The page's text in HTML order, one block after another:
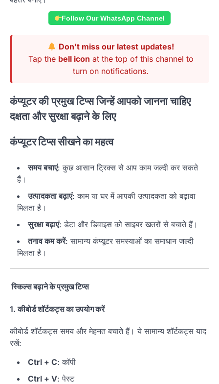
Follow Our WhatsApp Channel
Don't miss our latest updates!
Tap the bell icon at the top of this channel to
turn on notifications.
कंप्यूटर की प्रमुख टिप्स जिन्हें आपको जानना चाहिए
दक्षता और सुरक्षा बढ़ाने के लिए
कंप्यूटर टिप्स सीखने का महत्व
समय बचाएं: कुछ आसान ट्रिक्स से आप काम जल्दी कर सकते
हैं।
उत्पादकता बढ़ाएं: काम या घर में आपकी उत्पादकता को बढ़ावा
मिलता है।
सुरक्षा बढ़ाएं: डेटा और डिवाइस को साइबर खतरों से बचाते हैं।
तनाव कम करें: सामान्य कंप्यूटर समस्याओं का समाधान जल्दी
मिलता है।
स्किल्स बढ़ाने के प्रमुख टिप्स
1.कीबोर्ड शॉर्टकट्स का उपयोग करें
कीबोर्ड शॉर्टकट्स समय और मेहनत बचाते हैं। ये सामान्य शॉर्टकट्स याद
रखें:
Ctrl + C: कॉपी
Ctrl + V: पेस्ट